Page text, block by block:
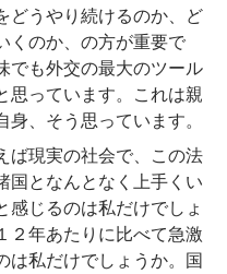
どうやり続けるのか、ど
くのか、の方が重要で
でも外交の最大のツール
思っています。これは親
、そう思っています。
ば現実の社会で、この法
国となんとなく上手くい
感じるのは私だけでしょ
２年あたりに比べて急激
は私だけでしょうか。国